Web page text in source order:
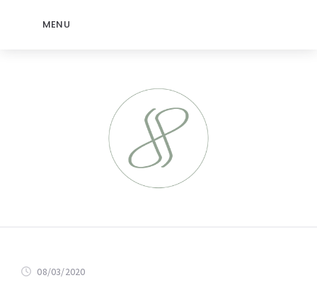
MENU
08/03/2020